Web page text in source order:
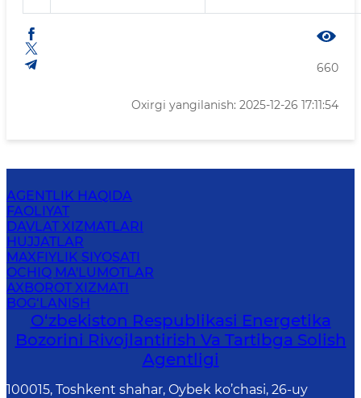
660
Oxirgi yangilanish: 2025-12-26 17:11:54
AGENTLIK HAQIDA
FAOLIYAT
DAVLAT XIZMATLARI
HUJJATLAR
MAXFIYLIK SIYOSATI
OCHIQ MA'LUMOTLAR
AXBOROT XIZMATI
BOG‘LANISH
O‘zbekiston Respublikasi Energetika
Bozorini Rivojlantirish Va Tartibga Solish
Agentligi
100015, Toshkent shahar, Oybek ko’chasi, 26-uy